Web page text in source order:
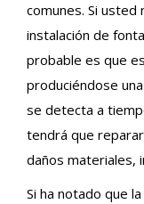
comunes. Si usted
instalación de
probable es que
produciéndose
se detecta a
tendrá que
daños materiales,
Si ha notado que